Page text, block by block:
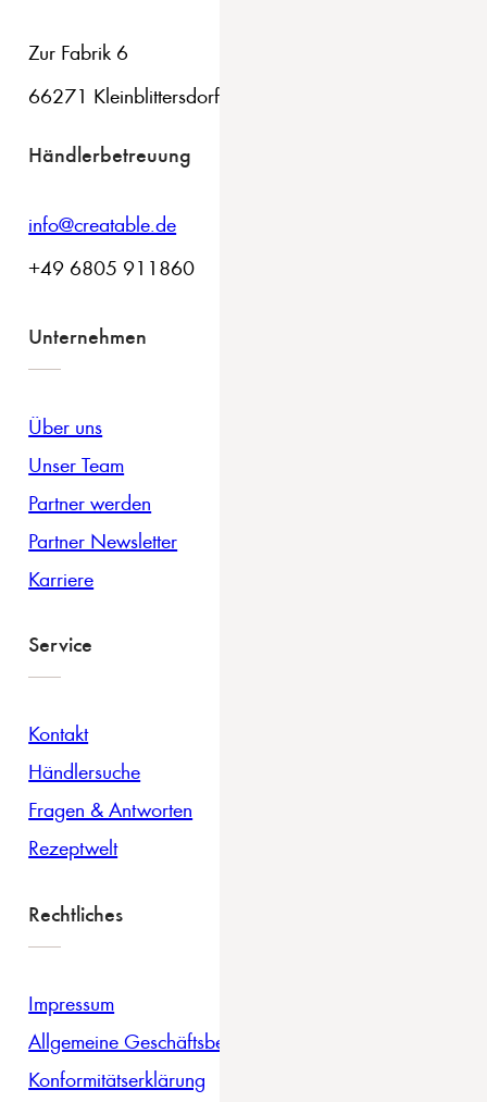
Zur Fabrik 6
66271 Kleinblittersdorf
Händlerbetreuung
info@creatable.de
+49 6805 911860
Unternehmen
Über uns
Unser Team
Partner werden
Partner Newsletter
Karriere
Service
Kontakt
Händlersuche
Fragen & Antworten
Rezeptwelt
Rechtliches
Impressum
Allgemeine Geschäftsbedingungen
Konformitätserklärung